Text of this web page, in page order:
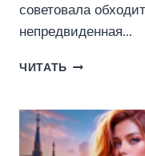
советовала
непредвиденная…
ЧИТАТЬ ОТЛИЧНИЦА
ЕГО
СКРОМНАЯ
ТИХОНЯ.